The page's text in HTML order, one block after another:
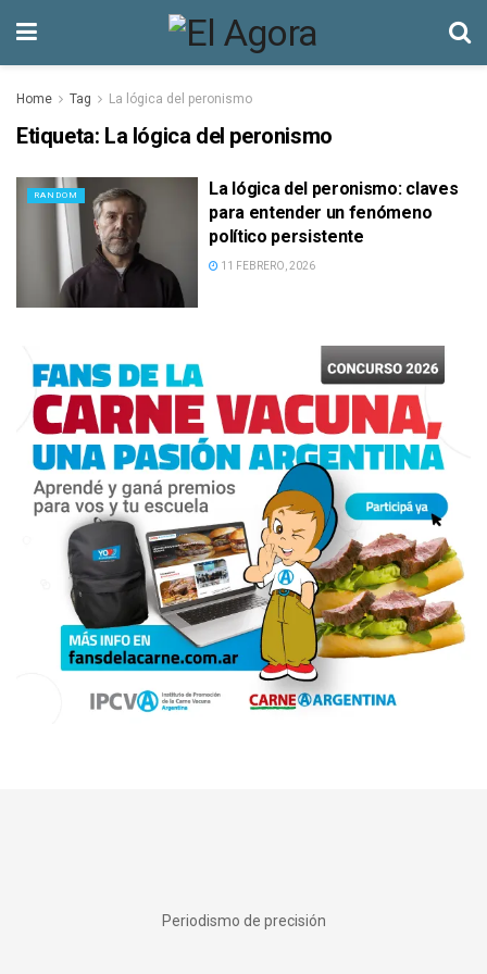
Home Tag La lógica del peronismo
Etiqueta: La lógica del peronismo
RANDOM
La lógica del peronismo: claves
para entender un fenómeno
político persistente
11 FEBRERO, 2026
Periodismo de precisión